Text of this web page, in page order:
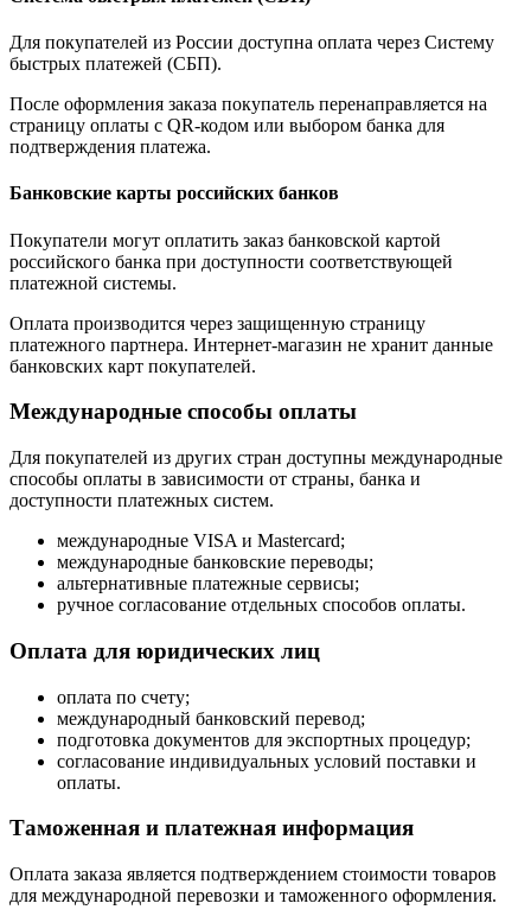
Для покупателей из России доступна оплата через Систему
быстрых платежей (СБП).
После оформления заказа покупатель перенаправляется на
страницу оплаты с QR-кодом или выбором банка для
подтверждения платежа.
Банковские карты российских банков
Покупатели могут оплатить заказ банковской картой
российского банка при доступности соответствующей
платежной системы.
Оплата производится через защищенную страницу
платежного партнера. Интернет-магазин не хранит данные
банковских карт покупателей.
Международные способы оплаты
Для покупателей из других стран доступны международные
способы оплаты в зависимости от страны, банка и
доступности платежных систем.
международные VISA и Mastercard;
международные банковские переводы;
альтернативные платежные сервисы;
ручное согласование отдельных способов оплаты.
Оплата для юридических лиц
оплата по счету;
международный банковский перевод;
подготовка документов для экспортных процедур;
согласование индивидуальных условий поставки и
оплаты.
Таможенная и платежная информация
Оплата заказа является подтверждением стоимости товаров
для международной перевозки и таможенного оформления.